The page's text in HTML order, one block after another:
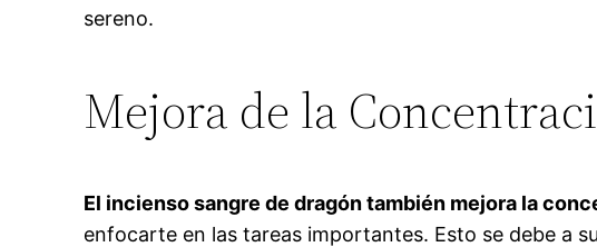
sereno.
Mejora de la
El incienso sangre de dragón también mejora la
enfocarte en las tareas importantes. Esto se debe a